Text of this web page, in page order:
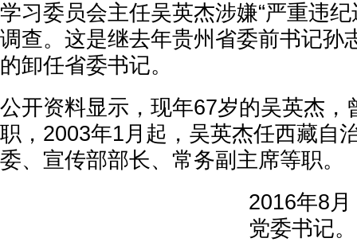
学习委员会主任吴英杰涉嫌“严重违
调查。这是继去年贵州省委前书记孙
的卸任省委书记。
公开资料显示，现年67岁的吴英杰，
职，2003年1月起，吴英杰任西藏自
委、宣传部部长、常务副主席等职。
2016年8
党委书记